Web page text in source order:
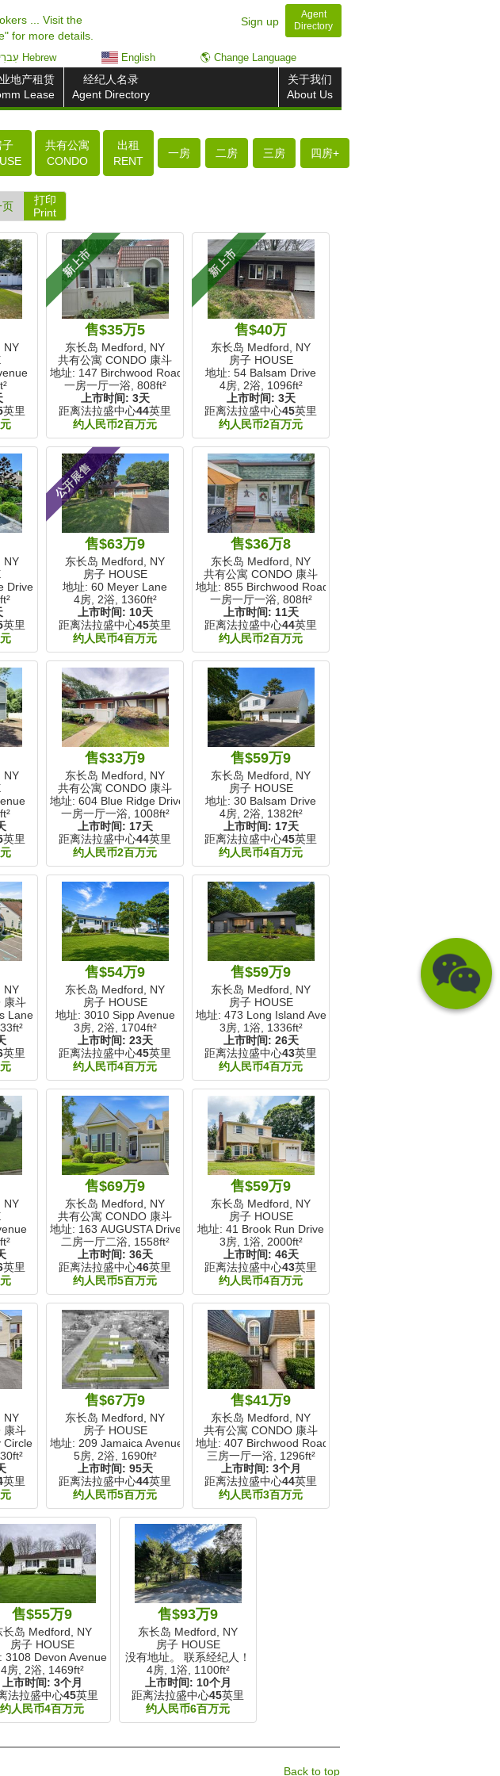
... Visit the
for more details.
Sign up
Agent
Directory
עִברִית Hebrew English 🌎 Change Language
地产租赁
Lease
经纪人名录
Agent Directory
关于我们
About Us
子
共有公寓
CONDO
出租
RENT
一房 二房 三房 四房+
页
打印
Print
NY
英里
新上市
售$35万5
东长岛 Medford, NY
共有公寓 CONDO 康斗
地址: 147 Birchwood Road
一房一厅一浴, 808ft²
上市时间: 3天
距离法拉盛中心44英里
约人民币2百万元
新上市
售$40万
东长岛 Medford, NY
房子 HOUSE
地址: 54 Balsam Drive
4房, 2浴, 1096ft²
上市时间: 3天
距离法拉盛中心45英里
约人民币2百万元
NY
Drive
英里
公开展售
售$63万9
东长岛 Medford, NY
房子 HOUSE
地址: 60 Meyer Lane
4房, 2浴, 1360ft²
上市时间: 10天
距离法拉盛中心45英里
约人民币4百万元
售$36万8
东长岛 Medford, NY
共有公寓 CONDO 康斗
地址: 855 Birchwood Road
一房一厅一浴, 808ft²
上市时间: 11天
距离法拉盛中心44英里
约人民币2百万元
NY
英里
售$33万9
东长岛 Medford, NY
共有公寓 CONDO 康斗
地址: 604 Blue Ridge Drive
一房一厅一浴, 1008ft²
上市时间: 17天
距离法拉盛中心44英里
约人民币2百万元
售$59万9
东长岛 Medford, NY
房子 HOUSE
地址: 30 Balsam Drive
4房, 2浴, 1382ft²
上市时间: 17天
距离法拉盛中心45英里
约人民币4百万元
NY
康斗
Lane
英里
售$54万9
东长岛 Medford, NY
房子 HOUSE
地址: 3010 Sipp Avenue
3房, 2浴, 1704ft²
上市时间: 23天
距离法拉盛中心45英里
约人民币4百万元
售$59万9
东长岛 Medford, NY
房子 HOUSE
地址: 473 Long Island Avenue
3房, 1浴, 1336ft²
上市时间: 26天
距离法拉盛中心43英里
约人民币4百万元
NY
英里
售$69万9
东长岛 Medford, NY
共有公寓 CONDO 康斗
地址: 163 AUGUSTA Drive
二房一厅二浴, 1558ft²
上市时间: 36天
距离法拉盛中心46英里
约人民币5百万元
售$59万9
东长岛 Medford, NY
房子 HOUSE
地址: 41 Brook Run Drive
3房, 1浴, 2000ft²
上市时间: 46天
距离法拉盛中心43英里
约人民币4百万元
NY
康斗
Circle
英里
售$67万9
东长岛 Medford, NY
房子 HOUSE
地址: 209 Jamaica Avenue
5房, 2浴, 1690ft²
上市时间: 95天
距离法拉盛中心44英里
约人民币5百万元
售$41万9
东长岛 Medford, NY
共有公寓 CONDO 康斗
地址: 407 Birchwood Road
三房一厅一浴, 1296ft²
上市时间: 3个月
距离法拉盛中心44英里
约人民币3百万元
售$55万9
长岛 Medford, NY
房子 HOUSE
3108 Devon Avenue
4房, 2浴, 1469ft²
上市时间: 3个月
法拉盛中心45英里
约人民币4百万元
售$93万9
东长岛 Medford, NY
房子 HOUSE
没有地址。 联系经纪人！
4房, 1浴, 1100ft²
上市时间: 10个月
距离法拉盛中心45英里
约人民币6百万元
Back to top